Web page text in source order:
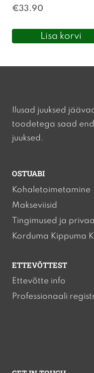
Hinnanguga
5.00
€33.90
Lisa korvi
Ilusad juuksed
toodetega saad
juuksed.
OSTUABI
Kohaletoimetamine
Makseviisid
Tingimused ja
Korduma Kippuma
ETTEVÕTTEST
Ettevõtte info
Professionaali